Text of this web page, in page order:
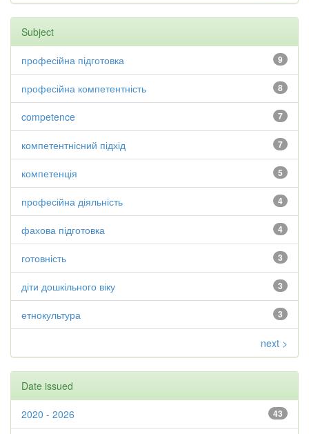
Subject
9
професійна підготовка
8
професійна компетентність
7
competence
7
компетентнісний підхід
5
компетенція
4
професійна діяльність
4
фахова підготовка
3
готовність
3
діти дошкільного віку
3
етнокультура
next >
Date issued
43
2020 - 2026